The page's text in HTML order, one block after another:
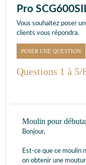
Pro
Vous souhaitez poser
clients vous répondra.
POSER UNE QUESTION
Questions 1 à 5/
Moulin pour
Bonjour,
Est-ce que ce moulin
on obtenir une